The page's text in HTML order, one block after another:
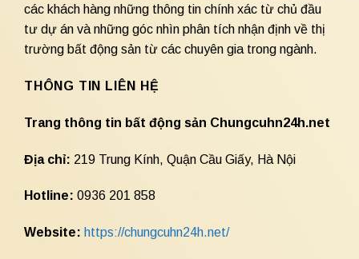
các khách hàng những thông tin chính xác từ chủ đầu
tư dự án và những góc nhìn phân tích nhận định về thị
trường bất động sản từ các chuyên gia trong ngành.
THÔNG TIN LIÊN HỆ
Trang thông tin bất động sản Chungcuhn24h.net
Địa chỉ: 219 Trung Kính, Quận Cầu Giấy, Hà Nội
Hotline: 0936 201 858
Website: https://chungcuhn24h.net/